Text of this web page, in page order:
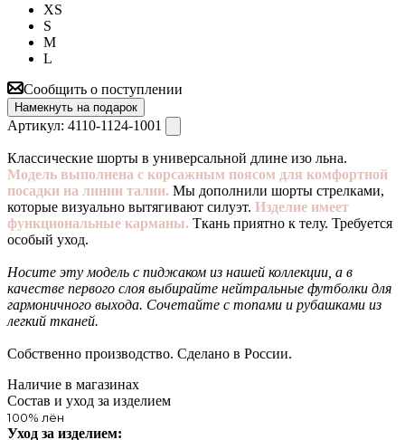
XS
S
M
L
Сообщить о поступлении
Намекнуть на подарок
Артикул: 4110-1124-1001
Классические шорты в универсальной длине изо льна.
Модель выполнена с корсажным поясом для комфортной
посадки на линии талии. Мы дополнили шорты стрелками,
которые визуально вытягивают силуэт. Изделие имеет
функциональные карманы. Ткань приятно к телу. Требуется
особый уход.
Носите эту модель с пиджаком из нашей коллекции, а в
качестве первого слоя выбирайте нейтральные футболки для
гармоничного выхода. Сочетайте с топами и рубашками из
легкий тканей.
Собственно производство. Сделано в России.
Наличие в магазинах
Состав и уход за изделием
100% лён
Уход за изделием: